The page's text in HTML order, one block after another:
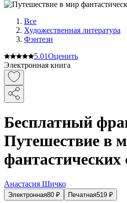
Все
Художественная литература
Фэнтези
5.01Оценить
Электронная книга
Бесплатный
Путешествие в
фантастических
Анастасия Шичко
Электронная80 ₽ Печатная519 ₽